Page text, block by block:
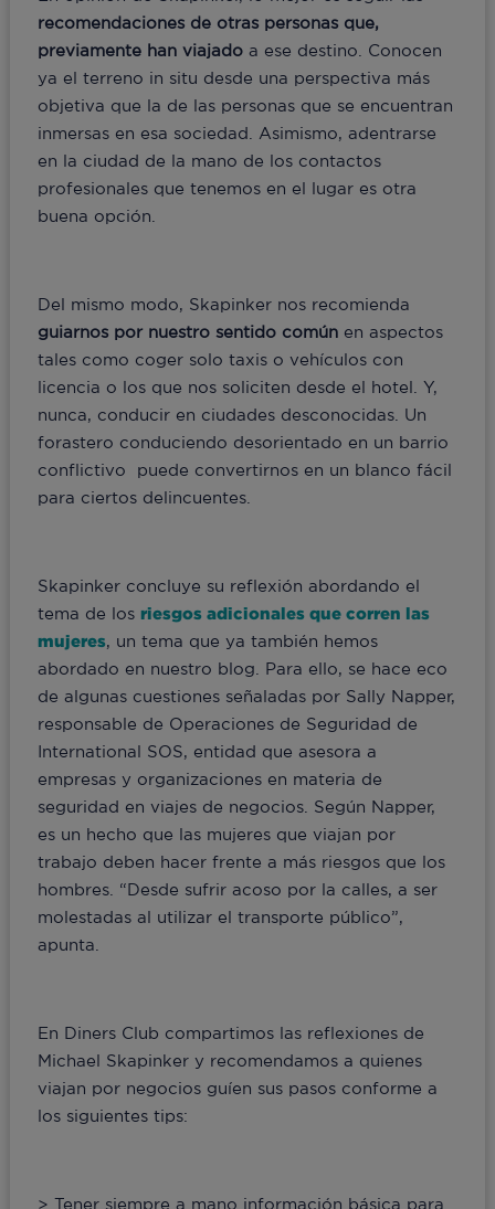
recomendaciones de otras personas que,
previamente han viajadoa ese destino. Conocen
ya el terreno in situ desde una perspectiva más
objetiva que la de las personas que se encuentran
inmersas en esa sociedad. Asimismo, adentrarse
en la ciudad de la mano de los contactos
profesionales que tenemos en el lugar es otra
buena opción.
Del mismo modo, Skapinker nos recomienda
guiarnos por nuestro sentido común en aspectos
tales como coger solo taxis o vehículos con
licencia o los que nos soliciten desde el hotel. Y,
nunca, conducir en ciudades desconocidas. Un
forastero conduciendo desorientado en un barrio
conflictivo puede convertirnos en un blanco fácil
para ciertos delincuentes.
Skapinker concluye su reflexión abordando el
tema de los riesgos adicionales que corren las
mujeres, un tema que ya también hemos
abordado en nuestro blog. Para ello, se hace eco
de algunas cuestiones señaladas por Sally Napper,
responsable de Operaciones de Seguridad de
International SOS, entidad que asesora a
empresas y organizaciones en materia de
seguridad en viajes de negocios. Según Napper,
es un hecho que las mujeres que viajan por
trabajo deben hacer frente a más riesgos que los
hombres. “Desde sufrir acoso por la calles, a ser
molestadas al utilizar el transporte público”,
apunta.
En Diners Club compartimos las reflexiones de
Michael Skapinker y recomendamos a quienes
viajan por negocios guíen sus pasos conforme a
los siguientes tips:
> Tener siempre a mano información básica para